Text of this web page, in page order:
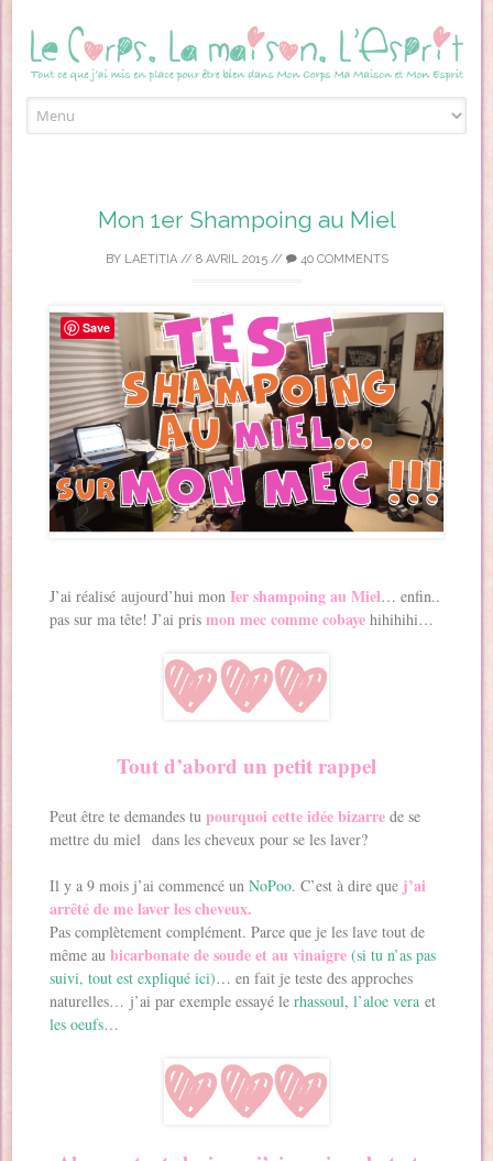
Mon 1er Shampoing au Miel
BY LAETITIA// 8 AVRIL 2015// 40 COMMENTS
J’ai réalisé aujourd’hui monIer shampoing au Miel… enfin..
pas sur ma tête! J’ai prismon mec comme cobaye hihihihi…
Tout d’abord un petit rappel
Peut être te demandes tupourquoi cette idée bizarre de se
mettre du miel dans les cheveux pour se les laver?
Il y a 9 mois j’ai commencé unNoPoo. C’est à dire que j’ai
arrêté de me laver les cheveux.
Pas complètement complément. Parce que je les lave tout de
même aubicarbonate de soude et au vinaigre (si tu n’as pas
suivi, tout est expliqué ici)… en fait je teste des approches
naturelles… j’ai par exemple essayé lerhassoul,l’aloe vera et
les oeufs…
Save